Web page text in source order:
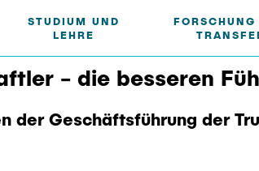
STUDIUM UND
LEHRE
FORSCHUNG
Verfahrenstechnik
Campus International
- die besseren
der Geschäftsführung der